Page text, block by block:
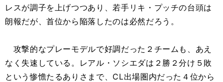
レスが調子を上げつつあり、若手リキ・プッチの台頭は
朗報だが、首位から陥落したのは必然だろう。
攻撃的なプレーモデルで好調だった２チームも、あえ
なく失速している。レアル・ソシエダは２勝２分け５敗
という惨憺たるありさまで、CL出場圏内だった４位から